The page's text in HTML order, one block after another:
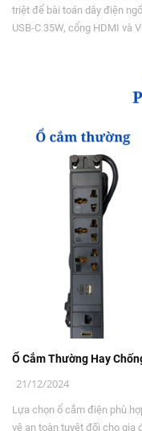
triệt để bài toán dây điện
USB-C 35W, cổng HDMI và
Ổ Cắm Thường Hay
21/12/2024
Lựa chọn ổ cắm điện phù
vệ an toàn tuyệt đối cho gia